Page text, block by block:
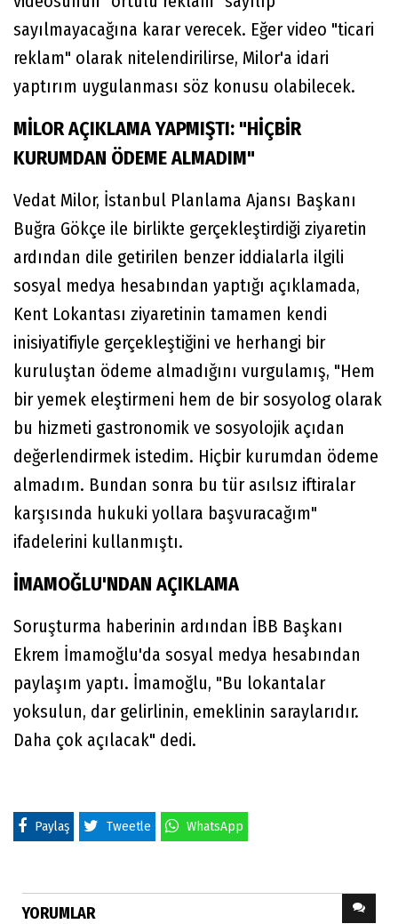
sayılmayacağına karar verecek. Eğer video "ticari
reklam" olarak nitelendirilirse, Milor'a idari
yaptırım uygulanması söz konusu olabilecek.
MİLOR AÇIKLAMA YAPMIŞTI: "HİÇBİR
KURUMDAN ÖDEME ALMADIM"
Vedat Milor, İstanbul Planlama Ajansı Başkanı
Buğra Gökçe ile birlikte gerçekleştirdiği ziyaretin
ardından dile getirilen benzer iddialarla ilgili
sosyal medya hesabından yaptığı açıklamada,
Kent Lokantası ziyaretinin tamamen kendi
inisiyatifiyle gerçekleştiğini ve herhangi bir
kuruluştan ödeme almadığını vurgulamış, "Hem
bir yemek eleştirmeni hem de bir sosyolog olarak
bu hizmeti gastronomik ve sosyolojik açıdan
değerlendirmek istedim. Hiçbir kurumdan ödeme
almadım. Bundan sonra bu tür asılsız iftiralar
karşısında hukuki yollara başvuracağım"
ifadelerini kullanmıştı.
İMAMOĞLU'NDAN AÇIKLAMA
Soruşturma haberinin ardından İBB Başkanı
Ekrem İmamoğlu'da sosyal medya hesabından
paylaşım yaptı. İmamoğlu, "Bu lokantalar
yoksulun, dar gelirlinin, emeklinin saraylarıdır.
Daha çok açılacak" dedi.
Paylaş Tweetle WhatsApp
YORUMLAR